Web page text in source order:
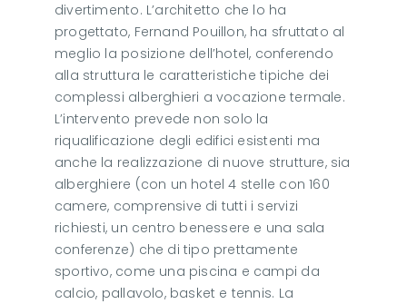
divertimento. L’architetto che lo ha
progettato, Fernand Pouillon, ha sfruttato al
meglio la posizione dell’hotel, conferendo
alla struttura le caratteristiche tipiche dei
complessi alberghieri a vocazione termale.
L’intervento prevede non solo la
riqualificazione degli edifici esistenti ma
anche la realizzazione di nuove strutture, sia
alberghiere (con un hotel 4 stelle con 160
camere, comprensive di tutti i servizi
richiesti, un centro benessere e una sala
conferenze) che di tipo prettamente
sportivo, come una piscina e campi da
calcio, pallavolo, basket e tennis. La